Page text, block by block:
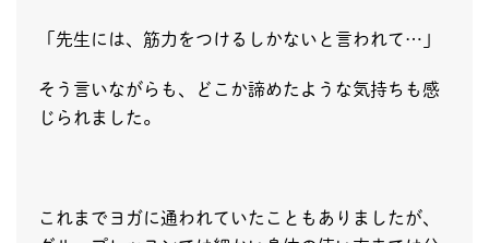
「先生には、筋力をつけるしかないと言われて…」
そう言いながらも、どこか諦めたような気持ちも感
じられました。
これまでヨガに通われていたこともありましたが、